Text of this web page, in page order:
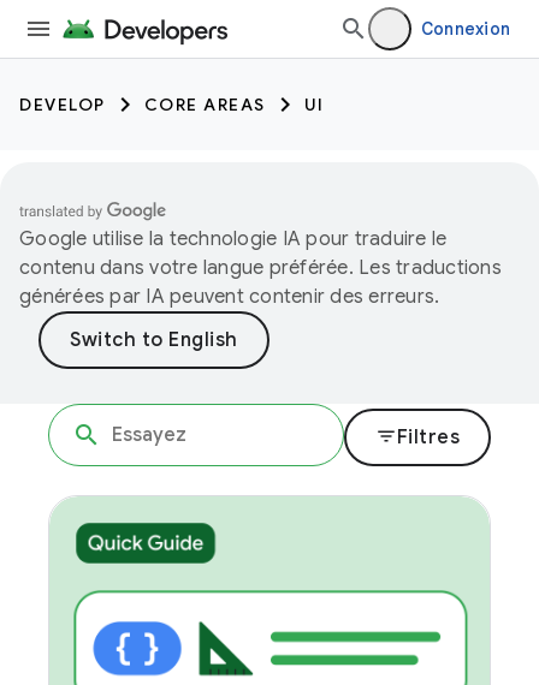
Connexion
DEVELOP CORE AREAS UI
Google utilise la technologie IA pour traduire le
contenu dans votre langue préférée. Les traductions
générées par IA peuvent contenir des erreurs.
filter_listFiltres